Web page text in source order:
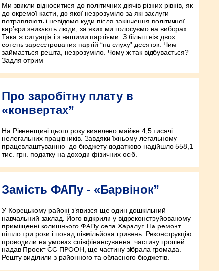
Ми звикли відноситися до політичних діячів різних рівнів, як
до окремої касти, до якої незрозуміло за які заслуги
потрапляють і невідомо куди після закінчення політичної
кар’єри зникають люди, за яких ми голосуємо на виборах.
Така ж ситуація і з нашими партіями. З більш ніж двох
сотень зареєстрованих партій “на слуху” десяток. Чим
займається решта, незрозуміло. Чому ж так відбувається?
Задля отрим
Про заробітну плату в
«конвертах”
На Рівненщині цього року виявлено майже 4,5 тисячі
нелегальних працівників. Завдяки їхньому легальному
працевлаштуванню, до бюджету додатково надійшло 558,1
тис. грн. податку на доходи фізичних осіб.
Замість ФАПу - «Барвінок”
У Корецькому районі з’явився ще один дошкільний
навчальний заклад. Його відкрили у відреконструйованому
приміщенні колишнього ФАПу села Харалуг. На ремонт
пішло три роки і понад півмільйона гривень. Реконструкцію
проводили на умовах співфінансування: частину грошей
надав Проект ЄС ПРООН, ще частину зібрала громада.
Решту виділили з районного та обласного бюджетів.